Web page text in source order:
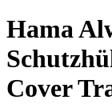
Hama
Cover